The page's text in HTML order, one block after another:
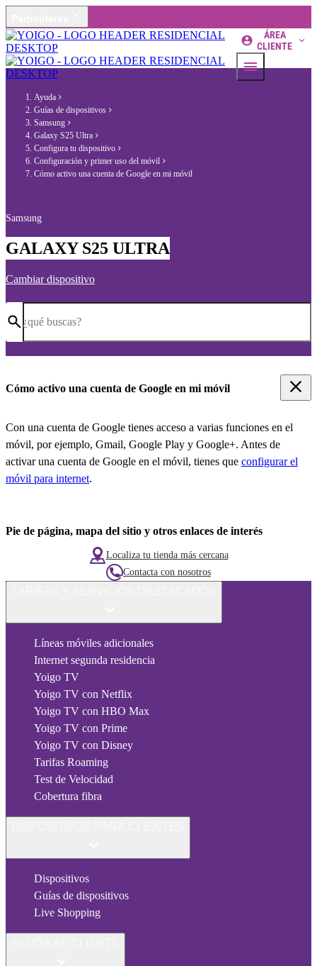
ÁREA
CLIENTE
Ayuda
Guías de dispositivos
Samsung
Galaxy S25 Ultra
Configura tu dispositivo
Configuración y primer uso del móvil
Cómo activo una cuenta de Google en mi móvil
Samsung
GALAXY S25 ULTRA
Cambiar dispositivo
¿qué buscas?
Cómo activo una cuenta de Google en mi móvil
Con una cuenta de Google tienes acceso a varias funciones en el
móvil, por ejemplo, Gmail, Google Play y Google+. Antes de
activar una cuenta de Google en el móvil, tienes que configurar el
móvil para internet.
Pie de página, mapa del sitio y otros enlaces de interés
Localiza tu tienda más cercana
Contacta con nosotros
Líneas móviles adicionales
Internet segunda residencia
Yoigo TV
Yoigo TV con Netflix
Yoigo TV con HBO Max
Yoigo TV con Prime
Yoigo TV con Disney
Tarifas Roaming
Test de Velocidad
Cobertura fibra
Dispositivos
Guías de dispositivos
Live Shopping